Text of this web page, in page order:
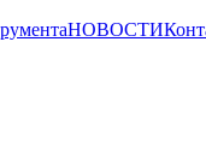
НОВОСТИ